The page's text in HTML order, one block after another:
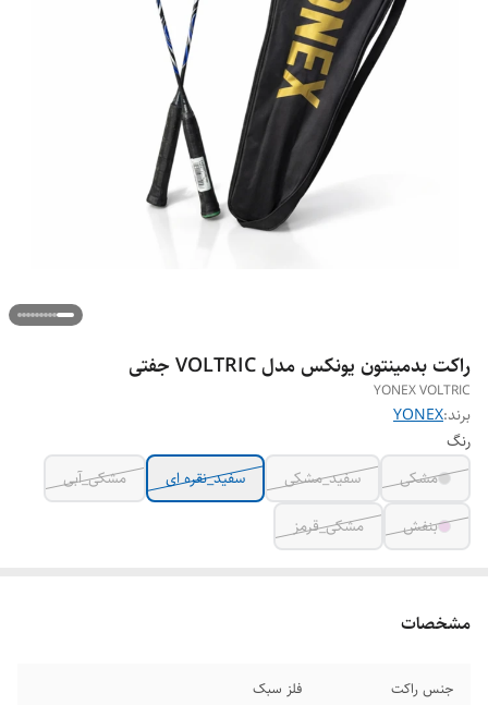
راکت بدمینتون یونکس مدل VOLTRIC جفتی
YONEX VOLTRIC
برند:YONEX
رنگ
مشکی
سفید_مشکی سفید_نقره ای
مشکی_آبی
بنفش
مشکی_قرمز
مشخصات
جنس راکت فلز سبک